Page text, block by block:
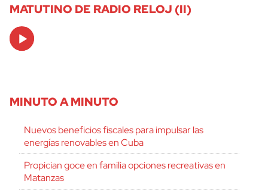
MATUTINO DE RADIO RELOJ (II)
Audio
Player
MINUTO A MINUTO
Nuevos beneficios fiscales para impulsar las
energías renovables en Cuba
Propician goce en familia opciones recreativas en
Matanzas